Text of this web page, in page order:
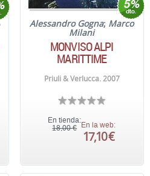
Alessandro Gogna; Marco
Milani
MONVISO ALPI
MARITTIME
Priuli & Verlucca. 2007
En tienda:
18,00 €
En la web:
17,10 €